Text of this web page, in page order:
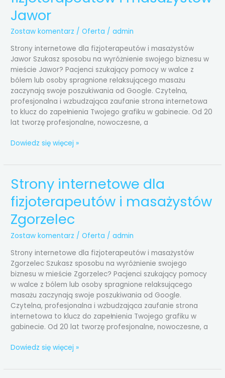
Jawor
Zostaw komentarz /Oferta /admin
Strony internetowe dla fizjoterapeutów i masażystów
Jawor Szukasz sposobu na wyróżnienie swojego biznesu w
mieście Jawor? Pacjenci szukający pomocy w walce z
bólem lub osoby spragnione relaksującego masażu
zaczynają swoje poszukiwania od Google. Czytelna,
profesjonalna i wzbudzająca zaufanie strona internetowa
to klucz do zapełnienia Twojego grafiku w gabinecie. Od 20
lat tworzę profesjonalne, nowoczesne, a
fizjoterapeutów
i
masażystów
Dowiedz się więcej »
Strony internetowe dla
fizjoterapeutów i masażystów
Zgorzelec
Zostaw komentarz /Oferta /admin
Strony internetowe dla fizjoterapeutów i masażystów
Zgorzelec Szukasz sposobu na wyróżnienie swojego
biznesu w mieście Zgorzelec? Pacjenci szukający pomocy
w walce z bólem lub osoby spragnione relaksującego
masażu zaczynają swoje poszukiwania od Google.
Czytelna, profesjonalna i wzbudzająca zaufanie strona
internetowa to klucz do zapełnienia Twojego grafiku w
gabinecie. Od 20 lat tworzę profesjonalne, nowoczesne, a
Strony
internetowe
dla
fizjoterapeutów
i
masażystów
Dowiedz się więcej »